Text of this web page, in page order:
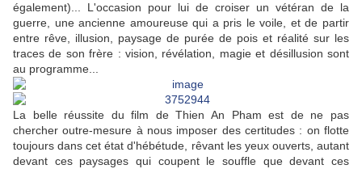
également)... L'occasion pour lui de croiser un vétéran de la
guerre, une ancienne amoureuse qui a pris le voile, et de partir
entre rêve, illusion, paysage de purée de pois et réalité sur les
traces de son frère : vision, révélation, magie et désillusion sont
au programme...
La belle réussite du film de Thien An Pham est de ne pas
chercher outre-mesure à nous imposer des certitudes : on flotte
toujours dans cet état d'hébétude, rêvant les yeux ouverts, autant
devant ces paysages qui coupent le souffle que devant ces